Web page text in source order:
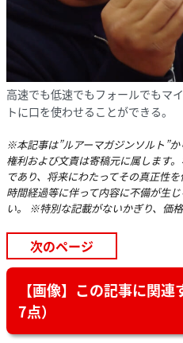
高速でも低速でもフォールでもマ
トに口を使わせることができる。
※本記事は”ルアーマガジンソルト”
権利および文責は寄稿元に属します
であり、将来にわたってその真正性
時間経過等に伴って内容に不備が生
い。 ※特別な記載がないかぎり、価格
次のページ
【画像】この記事に関
7点）